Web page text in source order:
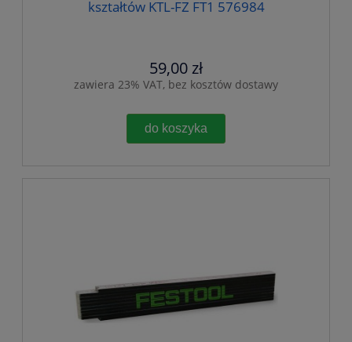
kształtów KTL-FZ FT1 576984
59,00 zł
zawiera 23% VAT, bez kosztów dostawy
do koszyka